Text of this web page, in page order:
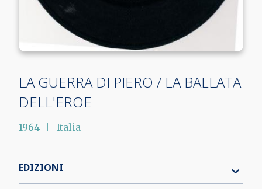
LA GUERRA DI PIERO / LA BALLATA
DELL'EROE
1964 Italia
EDIZIONI